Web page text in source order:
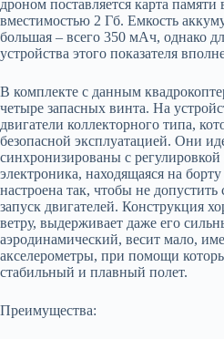
дроном поставляется карта
вместимостью 2 Гб. Емкость
большая – всего 350 мАч, однако
устройства этого показателя
В комплекте с данным
четыре запасных винта. На
двигатели коллекторного типа,
безопасной эксплуатацией. Они
синхронизированы с регулировкой
электроника, находящаяся на
настроена так, чтобы не
запуск двигателей. Конструкция
ветру, выдерживает даже его
аэродинамический, весит мало,
акселерометры, при помощи
стабильный и плавный полет.
Преимущества: